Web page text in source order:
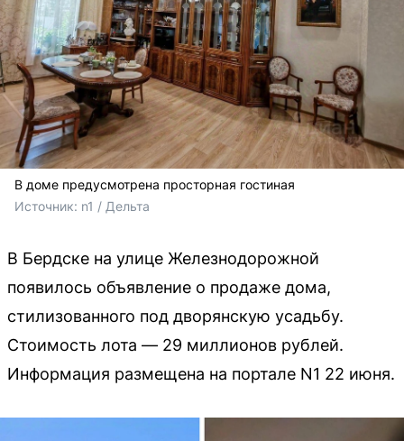
В доме предусмотрена просторная гостиная
Источник: n1 / Дельта
В Бердске на улице Железнодорожной
появилось объявление о продаже дома,
стилизованного под дворянскую усадьбу.
Стоимость лота — 29 миллионов рублей.
Информация размещена на портале N1 22 июня.